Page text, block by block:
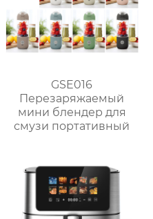
GSE016
Перезаряжаемый
мини блендер для
смузи портативный